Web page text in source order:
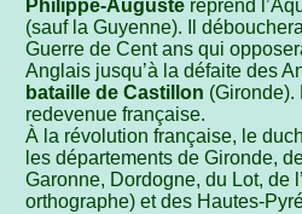
Philippe-Auguste reprend
(sauf la Guyenne). Il
Guerre de Cent ans qui
Anglais jusqu’à la défaite des
bataille de Castillon (Gironde).
redevenue française.
À la révolution française, le
les départements de Gironde,
Garonne, Dordogne, du Lot, de
orthographe) et des Hautes-